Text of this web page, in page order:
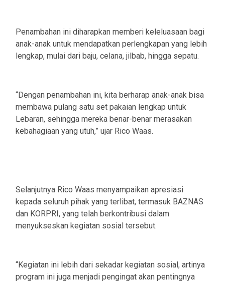
Penambahan ini diharapkan memberi keleluasaan bagi
anak-anak untuk mendapatkan perlengkapan yang lebih
lengkap, mulai dari baju, celana, jilbab, hingga sepatu.
“Dengan penambahan ini, kita berharap anak-anak bisa
membawa pulang satu set pakaian lengkap untuk
Lebaran, sehingga mereka benar-benar merasakan
kebahagiaan yang utuh,” ujar Rico Waas.
Selanjutnya Rico Waas menyampaikan apresiasi
kepada seluruh pihak yang terlibat, termasuk BAZNAS
dan KORPRI, yang telah berkontribusi dalam
menyukseskan kegiatan sosial tersebut.
“Kegiatan ini lebih dari sekadar kegiatan sosial, artinya
program ini juga menjadi pengingat akan pentingnya